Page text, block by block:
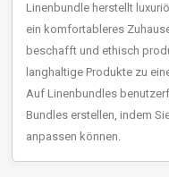
Linenbundle herstellt
ein komfortableres
beschafft und ethisch
langhaltige Produkte zu
Auf Linenbundles
Bundles erstellen, indem
anpassen können.